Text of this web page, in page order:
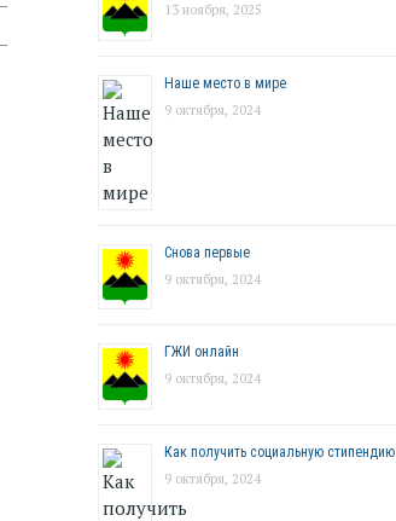
13 ноября, 2025
Наше место в мире
9 октября, 2024
Снова первые
9 октября, 2024
ГЖИ онлайн
9 октября, 2024
Как получить социальную стипендию
9 октября, 2024